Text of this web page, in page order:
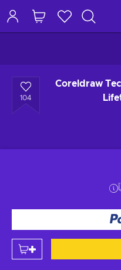
Coreldraw
104